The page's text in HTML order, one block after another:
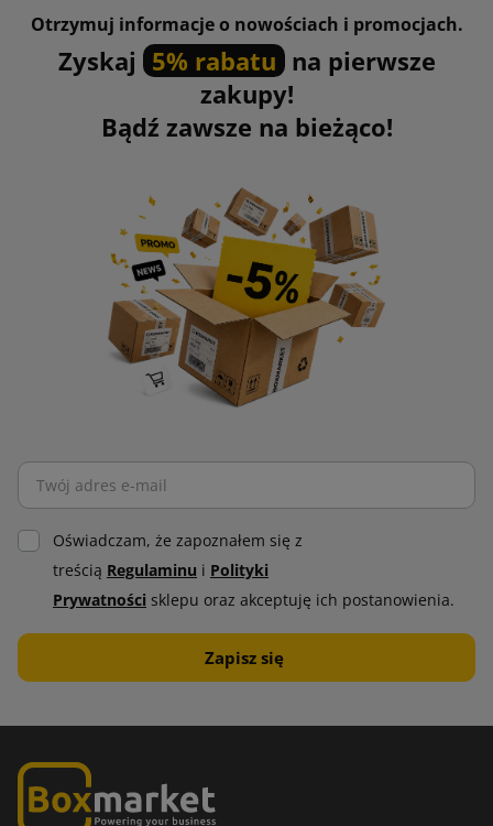
Otrzymuj informacje o nowościach i promocjach.
Zyskaj 5% rabatu na pierwsze
zakupy!
Bądź zawsze na bieżąco!
Oświadczam, że zapoznałem się z
treścią Regulaminu i Polityki
Prywatności sklepu oraz akceptuję ich postanowienia.